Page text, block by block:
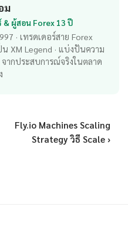
ม
& ผู้สอน Forex 13 ปี
· เทรดเดอร์สาย Forex
XM Legend · แบ่งปันความ
ากประสบการณ์จริงในตลาด
Fly.io Machines Scaling
Strategy วิธี Scale ›